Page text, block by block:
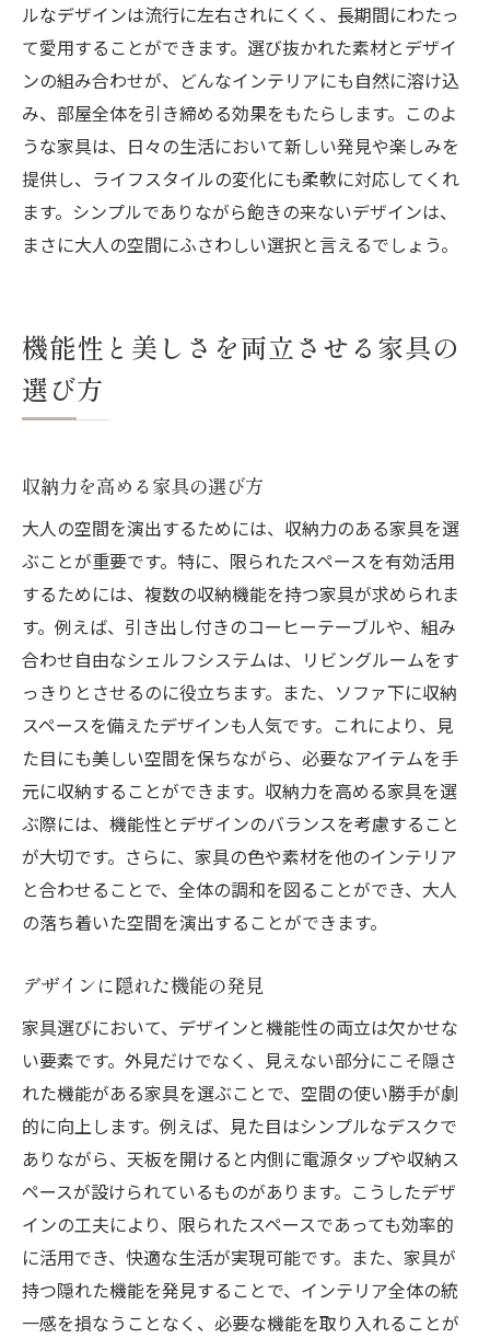
ルなデザインは流行に左右されにくく、長期間にわたっ
て愛用することができます。選び抜かれた素材とデザイ
ンの組み合わせが、どんなインテリアにも自然に溶け込
み、部屋全体を引き締める効果をもたらします。このよ
うな家具は、日々の生活において新しい発見や楽しみを
提供し、ライフスタイルの変化にも柔軟に対応してくれ
ます。シンプルでありながら飽きの来ないデザインは、
まさに大人の空間にふさわしい選択と言えるでしょう。
機能性と美しさを両立させる家具の
選び方
収納力を高める家具の選び方
大人の空間を演出するためには、収納力のある家具を選
ぶことが重要です。特に、限られたスペースを有効活用
するためには、複数の収納機能を持つ家具が求められま
す。例えば、引き出し付きのコーヒーテーブルや、組み
合わせ自由なシェルフシステムは、リビングルームをす
っきりとさせるのに役立ちます。また、ソファ下に収納
スペースを備えたデザインも人気です。これにより、見
た目にも美しい空間を保ちながら、必要なアイテムを手
元に収納することができます。収納力を高める家具を選
ぶ際には、機能性とデザインのバランスを考慮すること
が大切です。さらに、家具の色や素材を他のインテリア
と合わせることで、全体の調和を図ることができ、大人
の落ち着いた空間を演出することができます。
デザインに隠れた機能の発見
家具選びにおいて、デザインと機能性の両立は欠かせな
い要素です。外見だけでなく、見えない部分にこそ隠さ
れた機能がある家具を選ぶことで、空間の使い勝手が劇
的に向上します。例えば、見た目はシンプルなデスクで
ありながら、天板を開けると内側に電源タップや収納ス
ペースが設けられているものがあります。こうしたデザ
インの工夫により、限られたスペースであっても効率的
に活用でき、快適な生活が実現可能です。また、家具が
持つ隠れた機能を発見することで、インテリア全体の統
一感を損なうことなく、必要な機能を取り入れることが